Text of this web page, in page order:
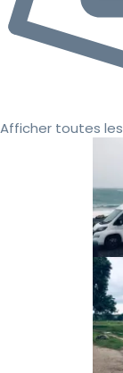
Afficher toutes